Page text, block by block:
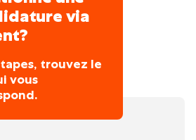
l'expérience.
via
trouvez le
vous